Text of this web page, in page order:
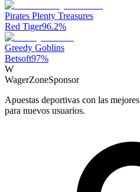
Pirates Plenty Treasures
Red Tiger96.2%
Greedy Goblins
Betsoft97%
W
WagerZoneSponsor
Apuestas deportivas con las
para nuevos usuarios.